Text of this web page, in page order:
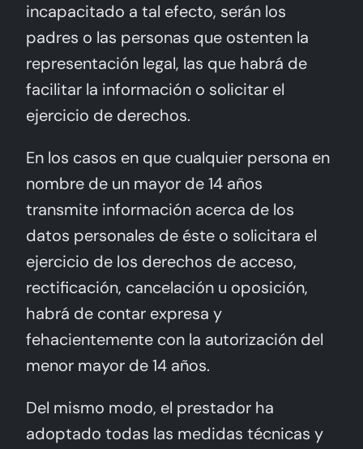
incapacitado a tal efecto, serán los
padres o las personas que ostenten la
representación legal, las que habrá de
facilitar la información o solicitar el
ejercicio de derechos.
En los casos en que cualquier persona en
nombre de un mayor de 14 años
transmite información acerca de los
datos personales de éste o solicitara el
ejercicio de los derechos de acceso,
rectificación, cancelación u oposición,
habrá de contar expresa y
fehacientemente con la autorización del
menor mayor de 14 años.
Del mismo modo, el prestador ha
adoptado todas las medidas técnicas y